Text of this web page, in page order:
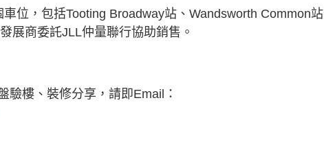
位，包括Tooting Broadway站、Wandsworth Common站
展商委託JLL仲量聯行協助銷售。
驗樓、裝修分享，請即Email：